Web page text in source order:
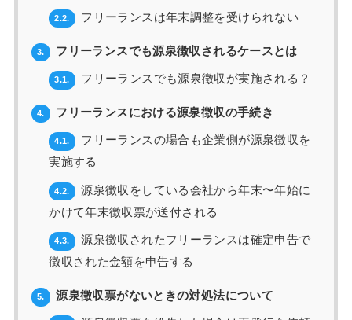
2.2. フリーランスは年末調整を受けられない
3. フリーランスでも源泉徴収されるケースとは
3.1. フリーランスでも源泉徴収が実施される？
4. フリーランスにおける源泉徴収の手続き
4.1.
フリーランスの場合も企業側が源泉徴収を
実施する
4.2.
源泉徴収をしている会社から年末〜年始に
かけて年末徴収票が送付される
4.3.
源泉徴収されたフリーランスは確定申告で
徴収された金額を申告する
5. 源泉徴収票がないときの対処法について